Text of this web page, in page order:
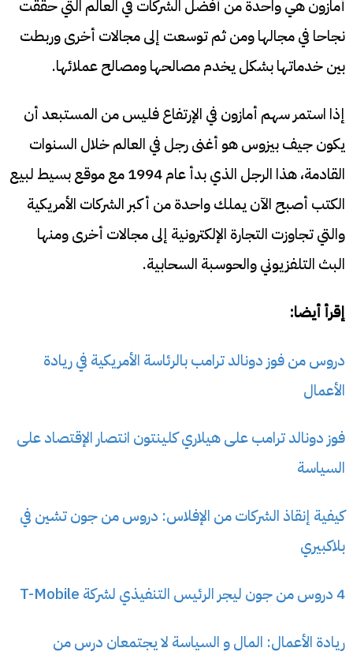
أمازون هي واحدة من أفضل الشركات في العالم التي حققت
نجاحا في مجالها ومن ثم توسعت إلى مجالات أخرى وربطت
بين خدماتها بشكل يخدم مصالحها ومصالح عملائها.
إذا استمر سهم أمازون في الإرتفاع فليس من المستبعد أن
يكون جيف بيزوس هو أغنى رجل في العالم خلال السنوات
القادمة، هذا الرجل الذي بدأ عام 1994 مع موقع بسيط لبيع
الكتب أصبح الآن يملك واحدة من أكبر الشركات الأمريكية
والتي تجاوزت التجارة الإلكترونية إلى مجالات أخرى ومنها
البث التلفزيوني والحوسبة السحابية.
إقرأ أيضا:
دروس من فوز دونالد ترامب بالرئاسة الأمريكية في ريادة
الأعمال
فوز دونالد ترامب على هيلاري كلينتون انتصار الإقتصاد على
السياسة
كيفية إنقاذ الشركات من الإفلاس: دروس من جون تشين في
بلاكبيري
4 دروس من جون ليجر الرئيس التنفيذي لشركة T-Mobile
ريادة الأعمال: المال و السياسة لا يجتمعان درس من